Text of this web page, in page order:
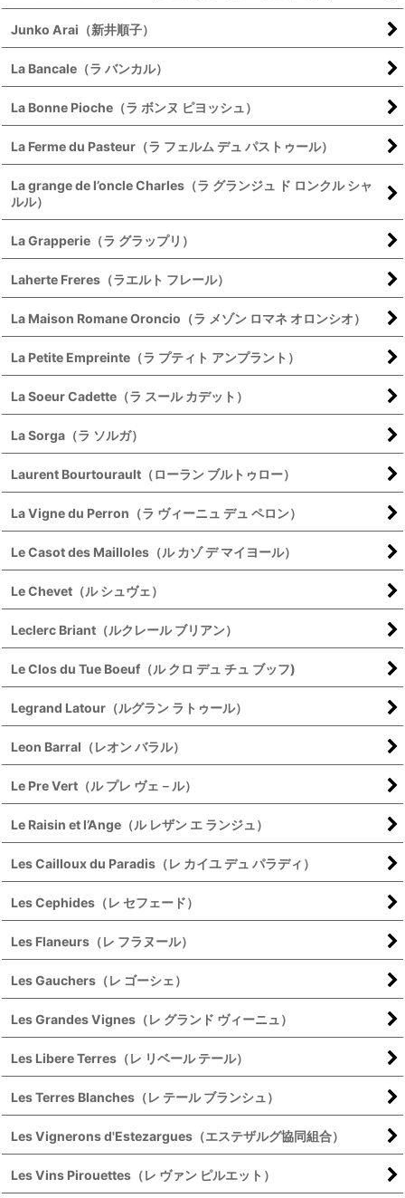
Junko Arai（新井順子）
La Bancale（ラ バンカル）
La Bonne Pioche（ラ ボンヌ ピヨッシュ）
La Ferme du Pasteur（ラ フェルム デュ パストゥール）
La grange de l’oncle Charles（ラ グランジュ ド ロンクル シャ
ルル）
La Grapperie（ラ グラップリ）
Laherte Freres（ラエルト フレール）
La Maison Romane Oroncio（ラ メゾン ロマネ オロンシオ）
La Petite Empreinte（ラ プティト アンプラント）
La Soeur Cadette（ラ スール カデット）
La Sorga（ラ ソルガ）
Laurent Bourtourault（ローラン ブルトゥロー）
La Vigne du Perron（ラ ヴィーニュ デュ ペロン）
Le Casot des Mailloles（ル カゾ デ マイヨール）
Le Chevet（ル シュヴェ）
Leclerc Briant（ルクレール ブリアン）
Le Clos du Tue Boeuf（ル クロ デュ チュ ブッフ)
Legrand Latour（ルグラン ラトゥール）
Leon Barral（レオン バラル）
Le Pre Vert（ル プレ ヴェ－ル）
Le Raisin et l’Ange（ル レザン エ ランジュ）
Les Cailloux du Paradis（レ カイユ デュ パラディ）
Les Cephides（レ セフェード）
Les Flaneurs（レ フラヌール）
Les Gauchers（レ ゴーシェ）
Les Grandes Vignes（レ グランド ヴィーニュ）
Les Libere Terres（レ リベール テール）
Les Terres Blanches（レ テール ブランシュ）
Les Vignerons d'Estezargues（エステザルグ協同組合）
Les Vins Pirouettes（レ ヴァン ピルエット）